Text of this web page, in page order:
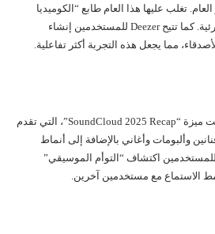
تغلب عليها هذا العام طابع “الكوميديا
الرومانسية” في التصاميم المرئية. كما تتيح Deezer للمستخدمين إنشاء
مما يجعل هذه التجربة أكثر تفاعلية.
خدمة SoundCloud أيضًا أضافت ميزة “SoundCloud 2025 Recap”، التي تقدم
وألبومات وأغاني بالإضافة إلى أنماط
اكتشاف “التوأم الموسيقي”
الاستماع مع مستخدمين آخرين.